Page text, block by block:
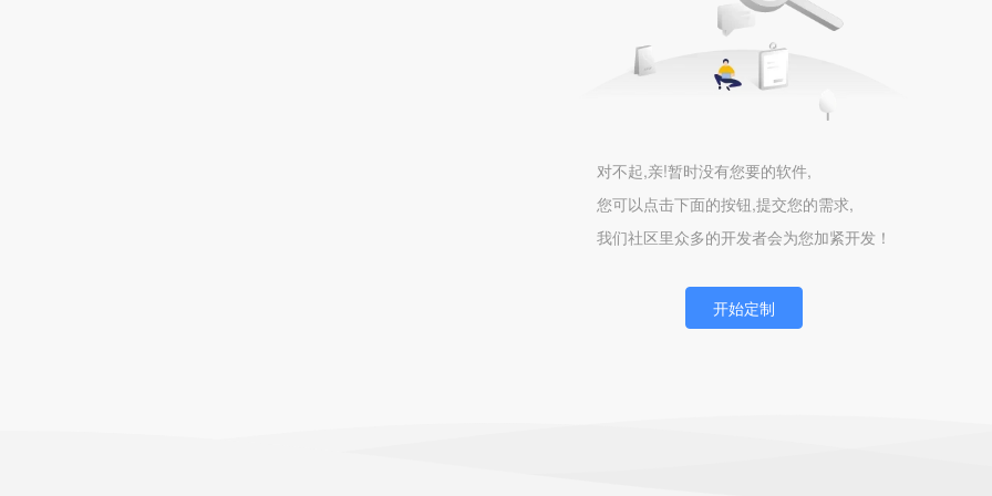
对不起,亲!暂时没有您要的软件,
您可以点击下面的按钮,提交您的需求,
我们社区里众多的开发者会为您加紧开发！
开始定制